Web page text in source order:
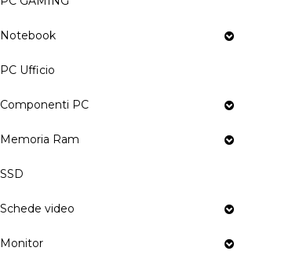
Notebook
PC Ufficio
Componenti PC
Memoria Ram
SSD
Schede video
Monitor